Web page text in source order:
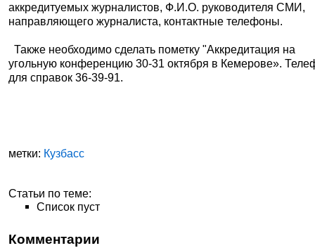
аккредитуемых журналистов, Ф.И.О. руководителя СМИ,
направляющего журналиста, контактные телефоны.
Также необходимо сделать пометку "Аккредитация на
угольную конференцию 30-31 октября в Кемерове».
для справок 36-39-91.
метки: Кузбасс
Статьи по теме:
Список пуст
Комментарии